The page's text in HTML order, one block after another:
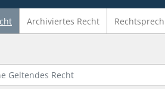
Archiviertes Recht
Recht